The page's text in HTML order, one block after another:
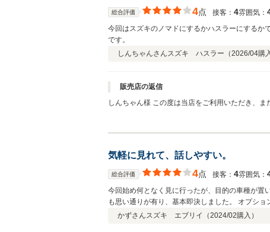
総合評価 4点 接客： 4雰囲気：
今回はスズキのノマドにするかハスラーにするか
です。
しんちゃんさんスズキ ハスラー（2026/04購
販売店の返信
しんちゃん様 この度は当店をご利用いただき、また嬉しいクチコ
気軽に見れて、話しやすい。
総合評価 4点 接客： 4雰囲気：
今回始め何となく見に行ったが、目的の車種が置
も思い通りが有り、基本即決しました。 オプシ
も整備等お世話になると思うので宜しくお願いしま
かずさんスズキ エブリイ（2024/02購入）